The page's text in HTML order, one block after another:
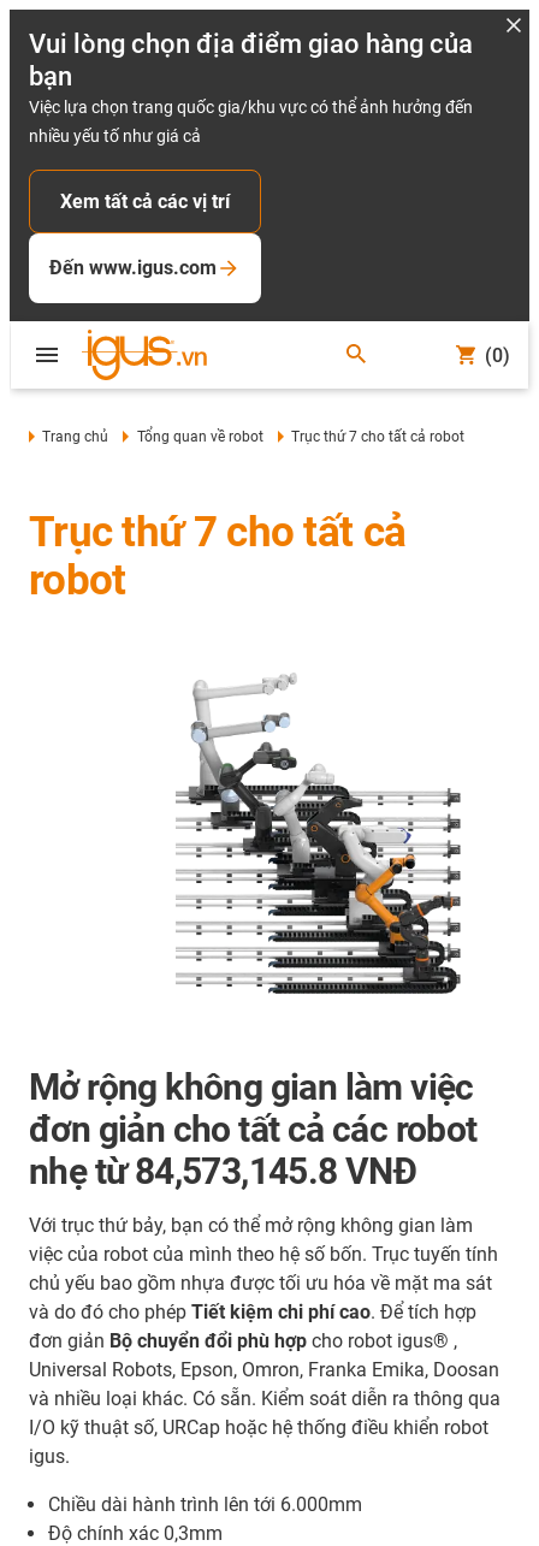
Vui lòng chọn địa điểm giao hàng của
bạn
Việc lựa chọn trang quốc gia/khu vực có thể ảnh hưởng đến
nhiều yếu tố như giá cả
Xem tất cả các vị trí
Đến www.igus.com
(0)
Trang chủ Tổng quan về robot Trục thứ 7 cho tất cả robot
Trục thứ 7 cho tất cả
robot
Mở rộng không gian làm việc
đơn giản cho tất cả các robot
nhẹ từ 84,573,145.8 VNĐ
Với trục thứ bảy, bạn có thể mở rộng không gian làm
việc của robot của mình theo hệ số bốn. Trục tuyến tính
chủ yếu bao gồm nhựa được tối ưu hóa về mặt ma sát
và do đó cho phép Tiết kiệm chi phí cao. Để tích hợp
đơn giản Bộ chuyển đổi phù hợp cho robot igus® ,
Universal Robots, Epson, Omron, Franka Emika, Doosan
và nhiều loại khác. Có sẵn. Kiểm soát diễn ra thông qua
I/O kỹ thuật số, URCap hoặc hệ thống điều khiển robot
igus.
Chiều dài hành trình lên tới 6.000mm
Độ chính xác 0,3mm